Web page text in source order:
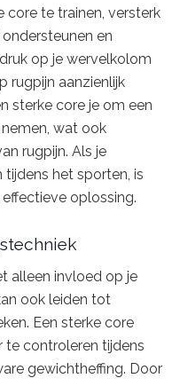
core te trainen, versterk
en
op je wervelkolom
rugpijn aanzienlijk
sterke core je om een
wat ook
rugpijn. Als je
het sporten, is
oplossing.
alleen invloed op je
ook leiden tot
Een sterke core
te controleren tijdens
gewichtheffing. Door